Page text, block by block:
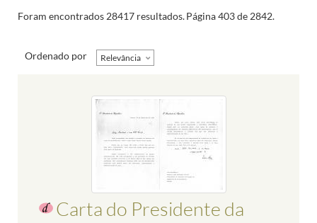
Foram encontrados 28417 resultados.Página 403 de 2842.
Ordenado por Relevância
Carta do Presidente da